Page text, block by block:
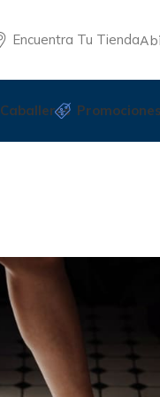
Encuentra Tu Tienda
Caballeros Promociones